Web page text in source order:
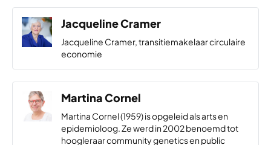
Jacqueline Cramer
Jacqueline Cramer, transitiemakelaar circulaire
economie
Martina Cornel
Martina Cornel (1959) is opgeleid als arts en
epidemioloog. Ze werd in 2002 benoemd tot
hoogleraar community genetics en public